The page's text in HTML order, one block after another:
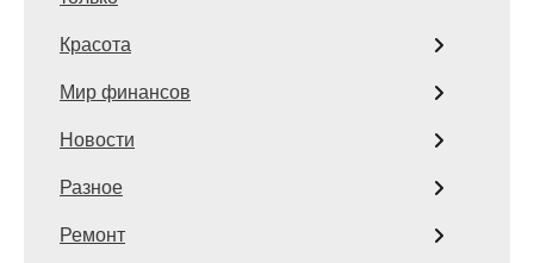
Красота
Мир финансов
Новости
Разное
Ремонт